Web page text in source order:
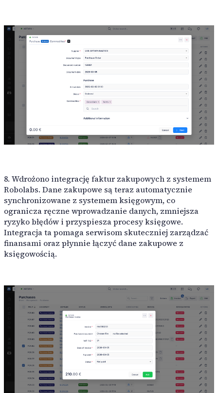
8. Wdrożono integrację faktur zakupowych z systemem
Robolabs. Dane zakupowe są teraz automatycznie
synchronizowane z systemem księgowym, co
ogranicza ręczne wprowadzanie danych, zmniejsza
ryzyko błędów i przyspiesza procesy księgowe.
Integracja ta pomaga serwisom skuteczniej zarządzać
finansami oraz płynnie łączyć dane zakupowe z
księgowością.